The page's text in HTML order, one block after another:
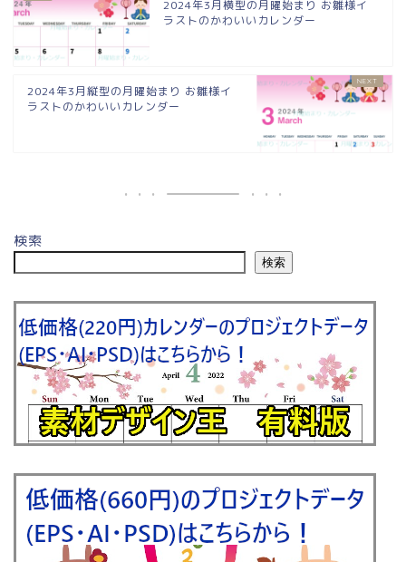
2024年3月横型の月曜始まり お雛様イ
ラストのかわいいカレンダー
2024年3月縦型の月曜始まり お雛様イ
ラストのかわいいカレンダー
検索
検索